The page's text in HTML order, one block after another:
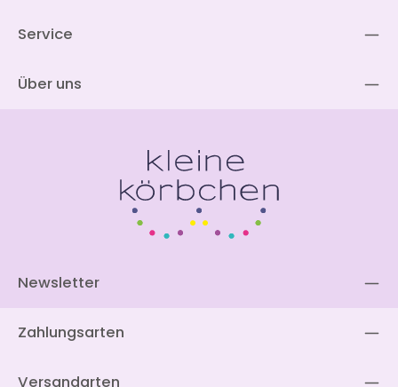
Service
Über uns
Newsletter
Zahlungsarten
Versandarten